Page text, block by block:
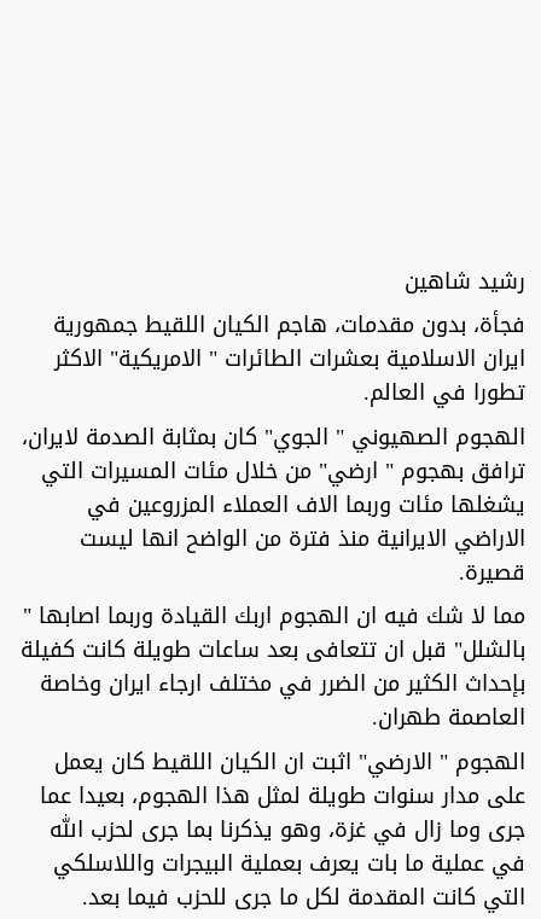
رشيد شاهين
فجأة، بدون مقدمات، هاجم الكيان اللقيط جمهورية
ايران الاسلامية بعشرات الطائرات " الامريكية" الاكثر
تطورا في العالم.
الهجوم الصهيوني " الجوي" كان بمثابة الصدمة لايران،
ترافق بهجوم " ارضي" من خلال مئات المسيرات التي
يشغلها مئات وربما الاف العملاء المزروعين في
الاراضي الايرانية منذ فترة من الواضح انها ليست
قصيرة.
مما لا شك فيه ان الهجوم اربك القيادة وربما اصابها "
بالشلل" قبل ان تتعافى بعد ساعات طويلة كانت كفيلة
بإحداث الكثير من الضرر في مختلف ارجاء ايران وخاصة
العاصمة طهران.
الهجوم " الارضي" اثبت ان الكيان اللقيط كان يعمل
على مدار سنوات طويلة لمثل هذا الهجوم، بعيدا عما
جرى وما زال في غزة، وهو يذكرنا بما جرى لحزب الله
في عملية ما بات يعرف بعملية البيجرات واللاسلكي
التي كانت المقدمة لكل ما جرى للحزب فيما بعد.